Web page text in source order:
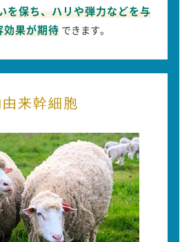
を保ち、ハリや弾力などを与
効果が期待 できます。
来幹細胞